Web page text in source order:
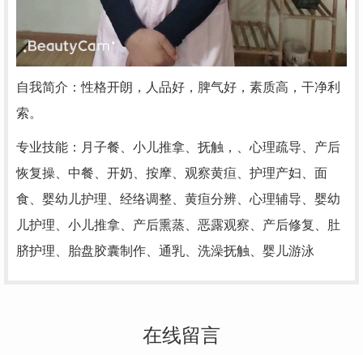
自我简介：性格开朗，人品好，脾气好，素质高，干净利
索。
专业技能：月子餐、小儿推拿、抚触，、心理疏导、产后
恢复操、中餐、开奶、按摩、观察黄疸、护理产妇、面
食、婴幼儿护理、经络调整、黄疸分辨、心理辅导、婴幼
儿护理、小儿推拿、产后熏蒸、恶露观察、产后修复、肚
脐护理、胎盘胶囊制作、通乳、洗澡抚触、婴儿游泳
在线留言